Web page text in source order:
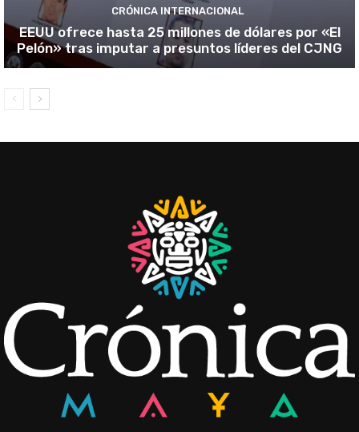
CRÓNICA INTERNACIONAL
EEUU ofrece hasta 25 millones de dólares por «El
Pelón» tras imputar a presuntos líderes del CJNG